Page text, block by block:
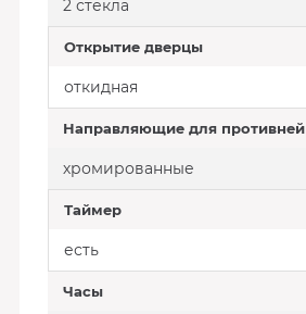
2 стекла
Открытие дверцы
откидная
Направляющие для противней
хромированные
Таймер
есть
Часы